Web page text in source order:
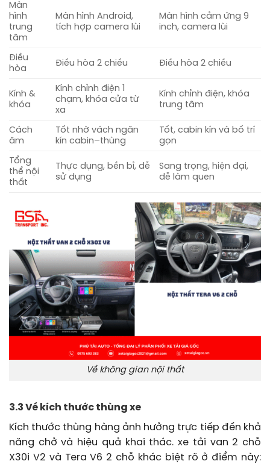
Màn
hình
trung
tâm
Màn hình Android,
tích hợp camera lùi
Màn hình cảm ứng 9
inch, camera lùi
Điều
hòa
Điều hòa 2 chiều Điều hòa 2 chiều
Kính &
khóa
Kính chỉnh điện 1
chạm, khóa cửa từ
xa
Kính chỉnh điện, khóa
trung tâm
Cách
âm
Tốt nhờ vách ngăn
kín cabin–thùng
Tốt, cabin kín và bố trí
gọn
Tổng
thể nội
thất
Thực dụng, bền bỉ, dễ
sử dụng
Sang trọng, hiện đại,
dễ làm quen
Về không gian nội thất
3.3 Về kích thước thùng xe
Kích thước thùng hàng ảnh hưởng trực tiếp đến khả
năng chở và hiệu quả khai thác. xe tải van 2 chỗ
X30i V2 và Tera V6 2 chỗ khác biệt rõ ở điểm này: